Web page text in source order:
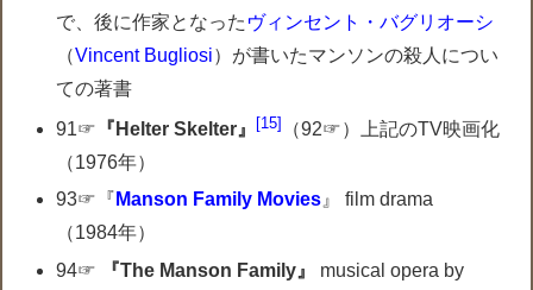
で、後に作家となった ヴィンセント・バグリオーシ
（Vincent Bugliosi）が書いたマンソンの殺人につい
ての著書
91☞ 『Helter Skelter』 15
（92☞）上記のTV映画化
（1976年）
93☞『 Manson Family Movies 』 film drama
（1984年）
94☞
『The Manson Family』
musical opera by